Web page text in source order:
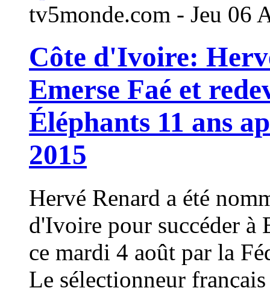
tv5monde.com - Jeu 06
Côte d'Ivoire:
Emerse Faé et
Éléphants 11 ans
2015
Hervé Renard a été
d'Ivoire pour succéder à
ce mardi 4 août par la
Le sélectionneur